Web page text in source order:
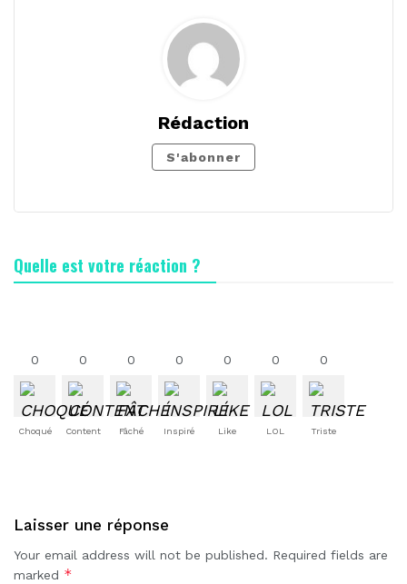
Rédaction
S'abonner
Quelle est votre réaction ?
0
Choqué
0
Content
0
Fâché
0
Inspiré
0
Like
0
LOL
0
Triste
Laisser une réponse
Your email address will not be published. Required fields are
marked *